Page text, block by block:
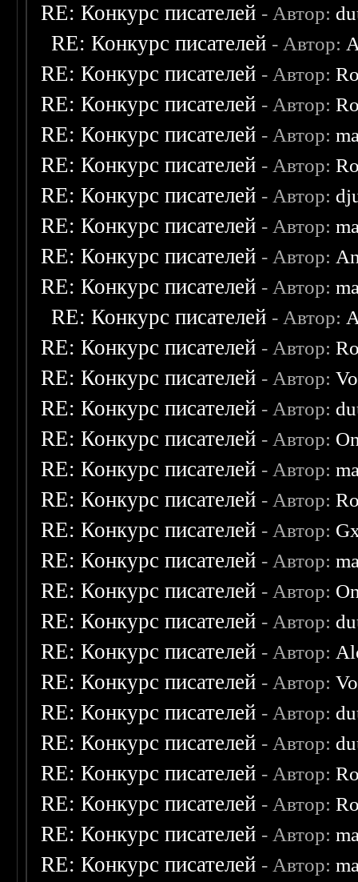
RE: Конкурс писателей - Автор:
RE: Конкурс писателей - Автор:
RE: Конкурс писателей - Автор:
RE: Конкурс писателей - Автор:
RE: Конкурс писателей - Автор:
RE: Конкурс писателей - Автор:
RE: Конкурс писателей - Автор:
RE: Конкурс писателей - Автор:
RE: Конкурс писателей - Автор:
RE: Конкурс писателей - Автор:
RE: Конкурс писателей - Автор:
RE: Конкурс писателей - Автор:
RE: Конкурс писателей - Автор:
RE: Конкурс писателей - Автор:
RE: Конкурс писателей - Автор:
RE: Конкурс писателей - Автор:
RE: Конкурс писателей - Автор:
RE: Конкурс писателей - Автор:
RE: Конкурс писателей - Автор:
RE: Конкурс писателей - Автор:
RE: Конкурс писателей - Автор:
RE: Конкурс писателей - Автор:
RE: Конкурс писателей - Автор:
RE: Конкурс писателей - Автор:
RE: Конкурс писателей - Автор:
RE: Конкурс писателей - Автор:
RE: Конкурс писателей - Автор:
RE: Конкурс писателей - Автор:
RE: Конкурс писателей - Автор: